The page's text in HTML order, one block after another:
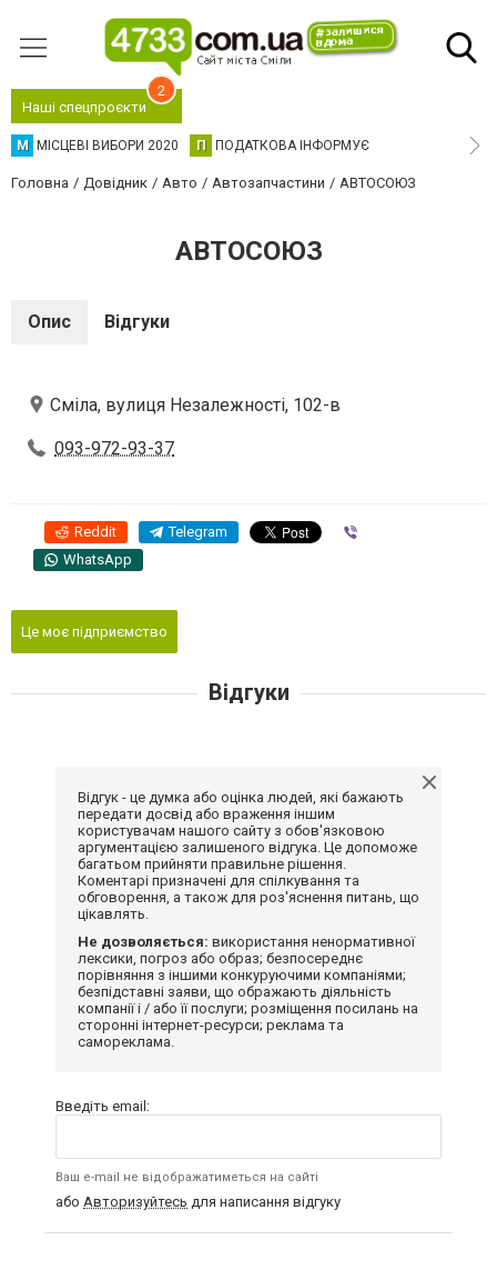
Наші спецпроєкти
2
М МІСЦЕВІ ВИБОРИ 2020 П ПОДАТКОВА ІНФОРМУЄ
Головна Довідник Авто Автозапчастини АВТОСОЮЗ
АВТОСОЮЗ
Опис Відгуки
Сміла, вулиця Незалежності, 102-в
093-972-93-37
Reddit Telegram
WhatsApp
Це моє підприємство
Відгуки
Відгук - це думка або оцінка людей, які бажають
передати досвід або враження іншим
користувачам нашого сайту з обов'язковою
аргументацією залишеного відгука. Це допоможе
багатьом прийняти правильне рішення.
Коментарі призначені для спілкування та
обговорення, а також для роз'яснення питань, що
цікавлять.
Не дозволяється: використання ненормативної
лексики, погроз або образ; безпосереднє
порівняння з іншими конкуруючими компаніями;
безпідставні заяви, що ображають діяльність
компанії і / або її послуги; розміщення посилань на
сторонні інтернет-ресурси; реклама та
самореклама.
Введіть email:
Ваш e-mail не відображатиметься на сайті
або Авторизуйтесь для написання відгуку